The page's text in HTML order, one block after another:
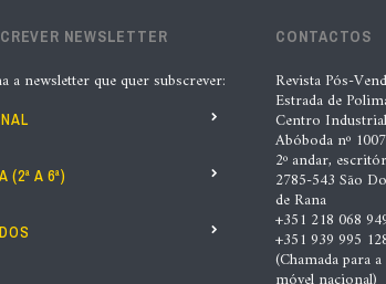
lubrificantes, serviços e
na Automechanika
Nádia Conceição
Acionistas da AkzoNobel e da
6 Ago. 2026 | Paulo Homem
NEWSLETTER
a newsletter que quer subscrever:
(2ª A 6ª)
CONTACTOS
Revista Pós-
Estrada de
Centro
Abóboda nº 1007
2º andar,
2785-543 São
de Rana
+351 218 068
+351 939 995
(Chamada para